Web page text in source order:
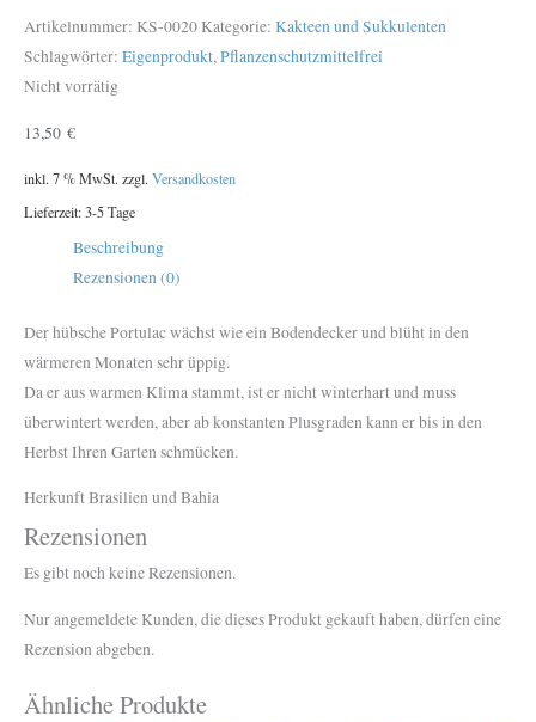
Artikelnummer: KS-0020 Kategorie: Kakteen und Sukkulenten
Schlagwörter: Eigenprodukt,Pflanzenschutzmittelfrei
Nicht vorrätig
13,50 €
inkl. 7 % MwSt. zzgl. Versandkosten
Lieferzeit:3-5 Tage
Beschreibung
Rezensionen (0)
Der hübsche Portulac wächst wie ein Bodendecker und blüht in den
wärmeren Monaten sehr üppig.
Da er aus warmen Klima stammt, ist er nicht winterhart und muss
überwintert werden, aber ab konstanten Plusgraden kann er bis in den
Herbst Ihren Garten schmücken.
Herkunft Brasilien und Bahia
Rezensionen
Es gibt noch keine Rezensionen.
Nur angemeldete Kunden, die dieses Produkt gekauft haben, dürfen eine
Rezension abgeben.
Ähnliche Produkte